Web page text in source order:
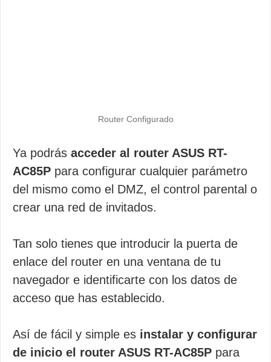
Router Configurado
Ya podrás acceder al router ASUS RT-
AC85P para configurar cualquier parámetro
del mismo como el DMZ, el control parental o
crear una red de invitados.
Tan solo tienes que introducir la puerta de
enlace del router en una ventana de tu
navegador e identificarte con los datos de
acceso que has establecido.
Así de fácil y simple es instalar y configurar
de inicio el router ASUS RT-AC85P para